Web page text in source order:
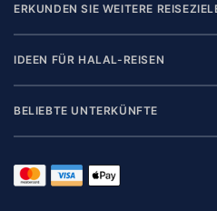
ERKUNDEN SIE WEITERE
IDEEN FÜR HALAL-REISEN
BELIEBTE UNTERKÜNFTE